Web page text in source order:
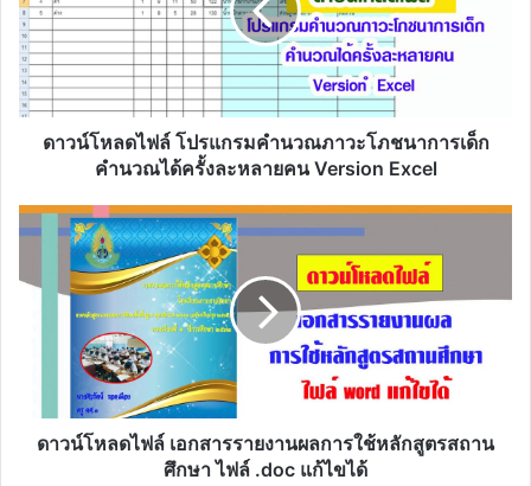
ภาวะ
โภชนาการ
เด็ก
คำนวณ
ได้
คน
Version
ดาวน์โหลดไฟล์ โปรแกรมคำนวณภาวะโภชนาการเด็ก
คำนวณได้ครั้งละหลายคน Version Excel
ดาวน์โหลด
ไฟล์
รายงาน
สถาน
ศึกษา
ดาวน์โหลดไฟล์ เอกสารรายงานผลการใช้หลักสูตรสถาน
ศึกษา ไฟล์ .doc แก้ไขได้